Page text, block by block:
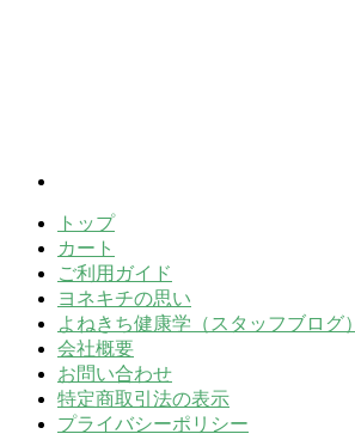
トップ
カート
ご利用ガイド
ヨネキチの思い
よねきち健康学（スタッフブログ）
会社概要
お問い合わせ
特定商取引法の表示
プライバシーポリシー